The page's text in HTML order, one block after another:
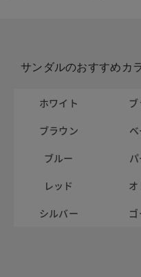
サンダルのおすすめカ
ホワイト ブ
ブラウン
ブルー
レッド
シルバー